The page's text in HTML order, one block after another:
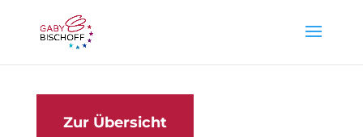
Zur Übersicht